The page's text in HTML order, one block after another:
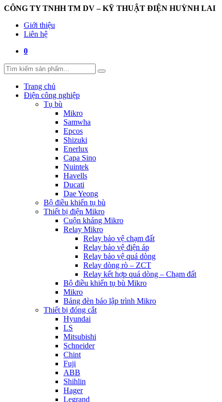
CÔNG TY TNHH TM DV – KỸ THUẬT ĐIỆN HUỲNH LAI
Giới thiệu
Liên hệ
0
Trang chủ
Điện công nghiệp
Tụ bù
Mikro
Samwha
Epcos
Shizuki
Enerlux
Capa Sino
Nuintek
Havells
Ducati
Dae Yeong
Bộ điều khiển tụ bù
Thiết bị điện Mikro
Cuộn kháng Mikro
Relay Mikro
Relay bảo vệ chạm đất
Relay bảo vệ điện áp
Relay bảo vệ quá dòng
Relay dòng rò – ZCT
Relay kết hợp quá dòng – Chạm đất
Bộ điều khiển tụ bù Mikro
Mikro
Bảng đèn báo lập trình Mikro
Thiết bị đóng cắt
Hyundai
LS
Mitsubishi
Schneider
Chint
Fuji
ABB
Shihlin
Hager
Legrand